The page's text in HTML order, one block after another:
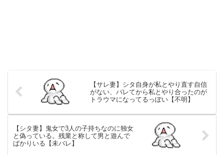
【サレ妻】シタ自身が私とやり直す自信
がない、バレてから私とやり合ったのが
トラウマになってるっぽい【不明】
【シタ妻】鬼女で3人の子持ちなのに独女
と偽っている。残業と称して男と遊んで
ばかりいる【未バレ】